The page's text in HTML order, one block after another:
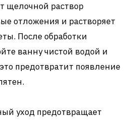
щелочной раствор
отложения и растворяет
После обработки
ванну чистой водой и
предотвратит появление
уход предотвращает